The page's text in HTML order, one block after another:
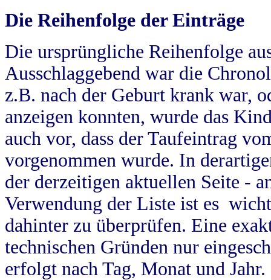
Die Reihenfolge der Einträge
Die ursprüngliche Reihenfolge
Ausschlaggebend war die
z.B. nach der Geburt krank war,
anzeigen konnten, wurde das
auch vor, dass der Taufeintrag
vorgenommen wurde. In
der derzeitigen aktuellen Seite -
Verwendung der Liste ist es
dahinter zu überprüfen. Eine
technischen Gründen nur
erfolgt nach Tag, Monat und Jahr.